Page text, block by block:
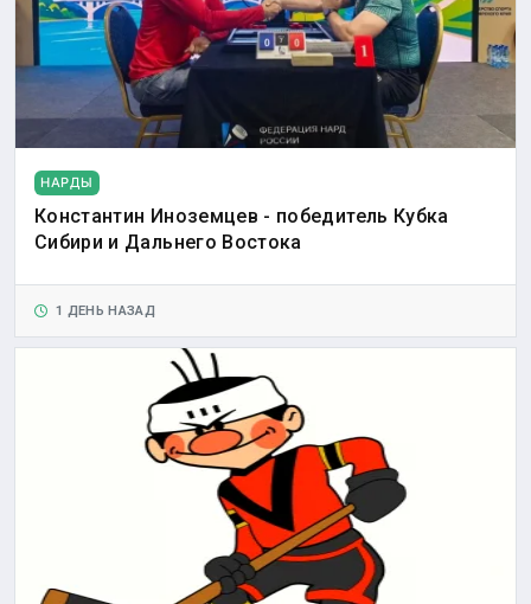
НАРДЫ
Константин Иноземцев - победитель Кубка
Сибири и Дальнего Востока
1 ДЕНЬ НАЗАД